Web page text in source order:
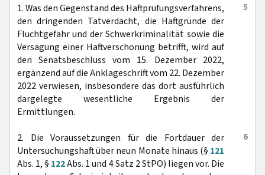
5
1. Was den Gegenstand des Haftprüfungsverfahrens,
den dringenden Tatverdacht, die Haftgründe der
Fluchtgefahr und der Schwerkriminalität sowie die
Versagung einer Haftverschonung betrifft, wird auf
den Senatsbeschluss vom 15. Dezember 2022,
ergänzend auf die Anklageschrift vom 22. Dezember
2022 verwiesen, insbesondere das dort ausführlich
dargelegte wesentliche Ergebnis der
Ermittlungen.
6
2. Die Voraussetzungen für die Fortdauer der
Untersuchungshaft über neun Monate hinaus (§ 121
Abs. 1, § 122Abs. 1 und 4 Satz 2 StPO) liegen vor. Die